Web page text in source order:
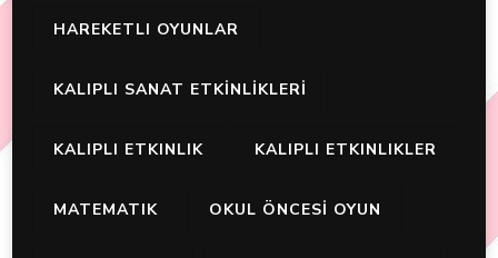
HAREKETLI OYUNLAR
KALIPLI SANAT ETKİNLİKLERİ
KALIPLI ETKINLIK KALIPLI ETKINLIKLER
MATEMATIK OKUL ÖNCESİ OYUN